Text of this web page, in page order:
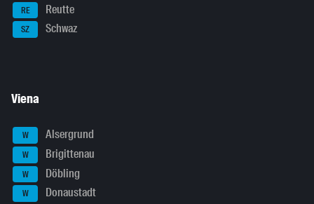
RE Reutte
SZ Schwaz
Viena
W Alsergrund
W Brigittenau
W Döbling
W Donaustadt